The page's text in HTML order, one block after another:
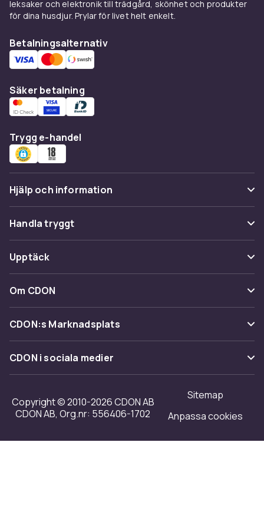
Vikt
884
a60180ce-4b5d-55de-986f-0f2fbaa57576
Produktsäkerhetsinformation
leksaker och elektronik till trädgård, skönhet och produkter
för dina husdjur. Prylar för livet helt enkelt.
Betalningsalternativ
Säker betalning
Trygg e-handel
Hjälp och information
Vanliga frågor
Spåra paket
Ångra & Returnera här
Kundservice
Handla tryggt
Betalning
Leverans
Återkallelser
Upptäck
Kategorier
Varumärken
Shopit.se
Om CDON
Om oss
Kundrecensioner
Tillgänglighet
CDON:s Marknadsplats
Sälj på CDON
Bli affiliate
Regler & kvalitet
Merchant Help Center
CDON i sociala medier
Copyright © 2010-2026 CDON AB
CDON AB, Org.nr: 556406-1702
Sitemap
Anpassa cookies